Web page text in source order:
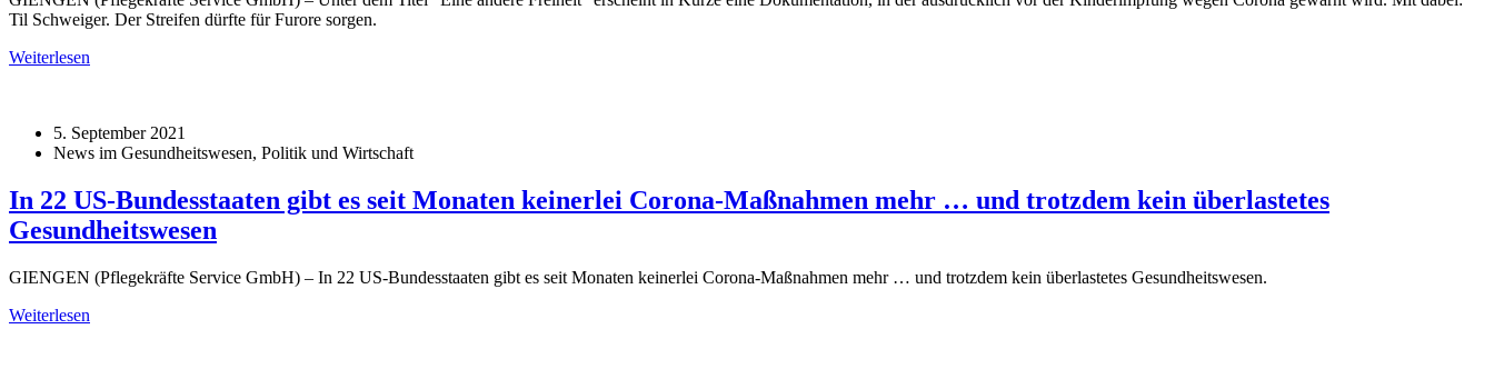
Til Schweiger. Der Streifen dürfte für Furore sorgen.
Weiterlesen
5. September 2021
News im Gesundheitswesen, Politik und Wirtschaft
In 22 US-Bundesstaaten gibt es seit Monaten keinerlei Corona-Maßnahmen mehr … und trotzdem kein überlastetes
Gesundheitswesen
GIENGEN (Pflegekräfte Service GmbH) – In 22 US-Bundesstaaten gibt es seit Monaten keinerlei Corona-Maßnahmen mehr … und trotzdem kein überlastetes Gesundheitswesen.
Weiterlesen